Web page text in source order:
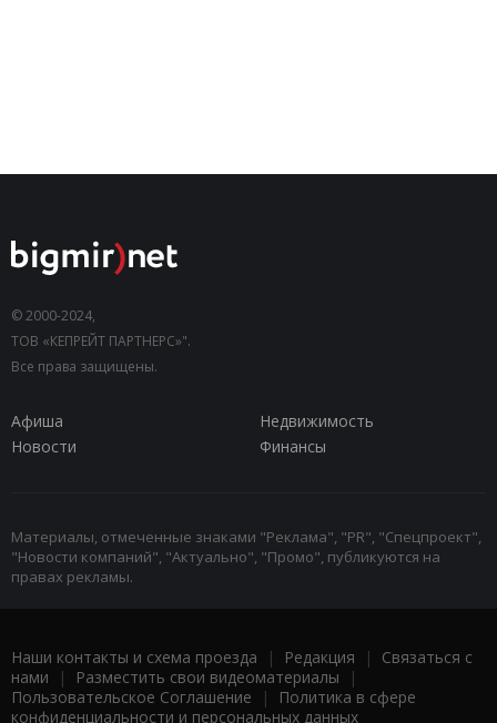
© 2000-2024,
ТОВ «КЕПРЕЙТ ПАРТНЕРС»".
Все права защищены.
Афиша
Недвижимость
Новости
Финансы
Материалы, отмеченные знаками "Реклама", "PR", "Спецпроект",
"Новости компаний", "Актуально", "Промо", публикуются на
правах рекламы.
Наши контакты и схема проезда | Редакция | Связаться с
нами | Разместить свои видеоматериалы |
Пользовательское Соглашение |
Политика в сфере
конфиденциальности и персональных данных